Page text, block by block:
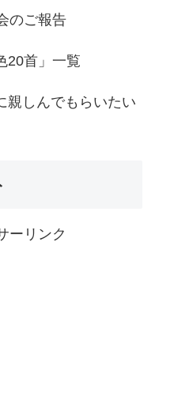
のご報告
20首」一覧
親しんでもらいたい
ーリンク